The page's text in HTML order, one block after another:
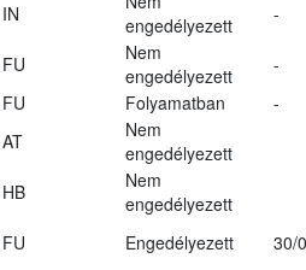
IN
engedélyezett
-
FU
Nem
engedélyezett
-
FU Folyamatban
-
AT
Nem
engedélyezett
HB
Nem
engedélyezett
FU Engedélyezett
30/